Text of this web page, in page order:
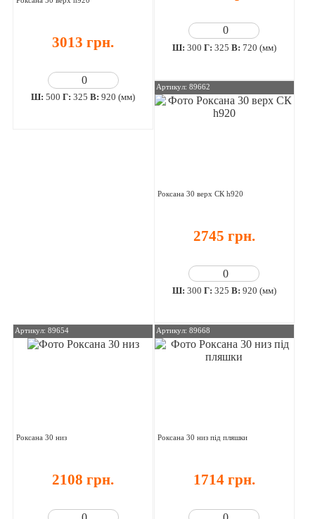
3013 грн.
Ш:500 Г:325 В:920 (мм)
Ш: 300 Г: 325 В: 720 (мм)
Артикул: 89662
Роксана 30 верх СК h920
2745 грн.
Ш: 300 Г: 325 В: 920 (мм)
Артикул: 89654
Роксана 30 низ
2108 грн.
Артикул: 89668
Роксана 30 низ під пляшки
1714 грн.